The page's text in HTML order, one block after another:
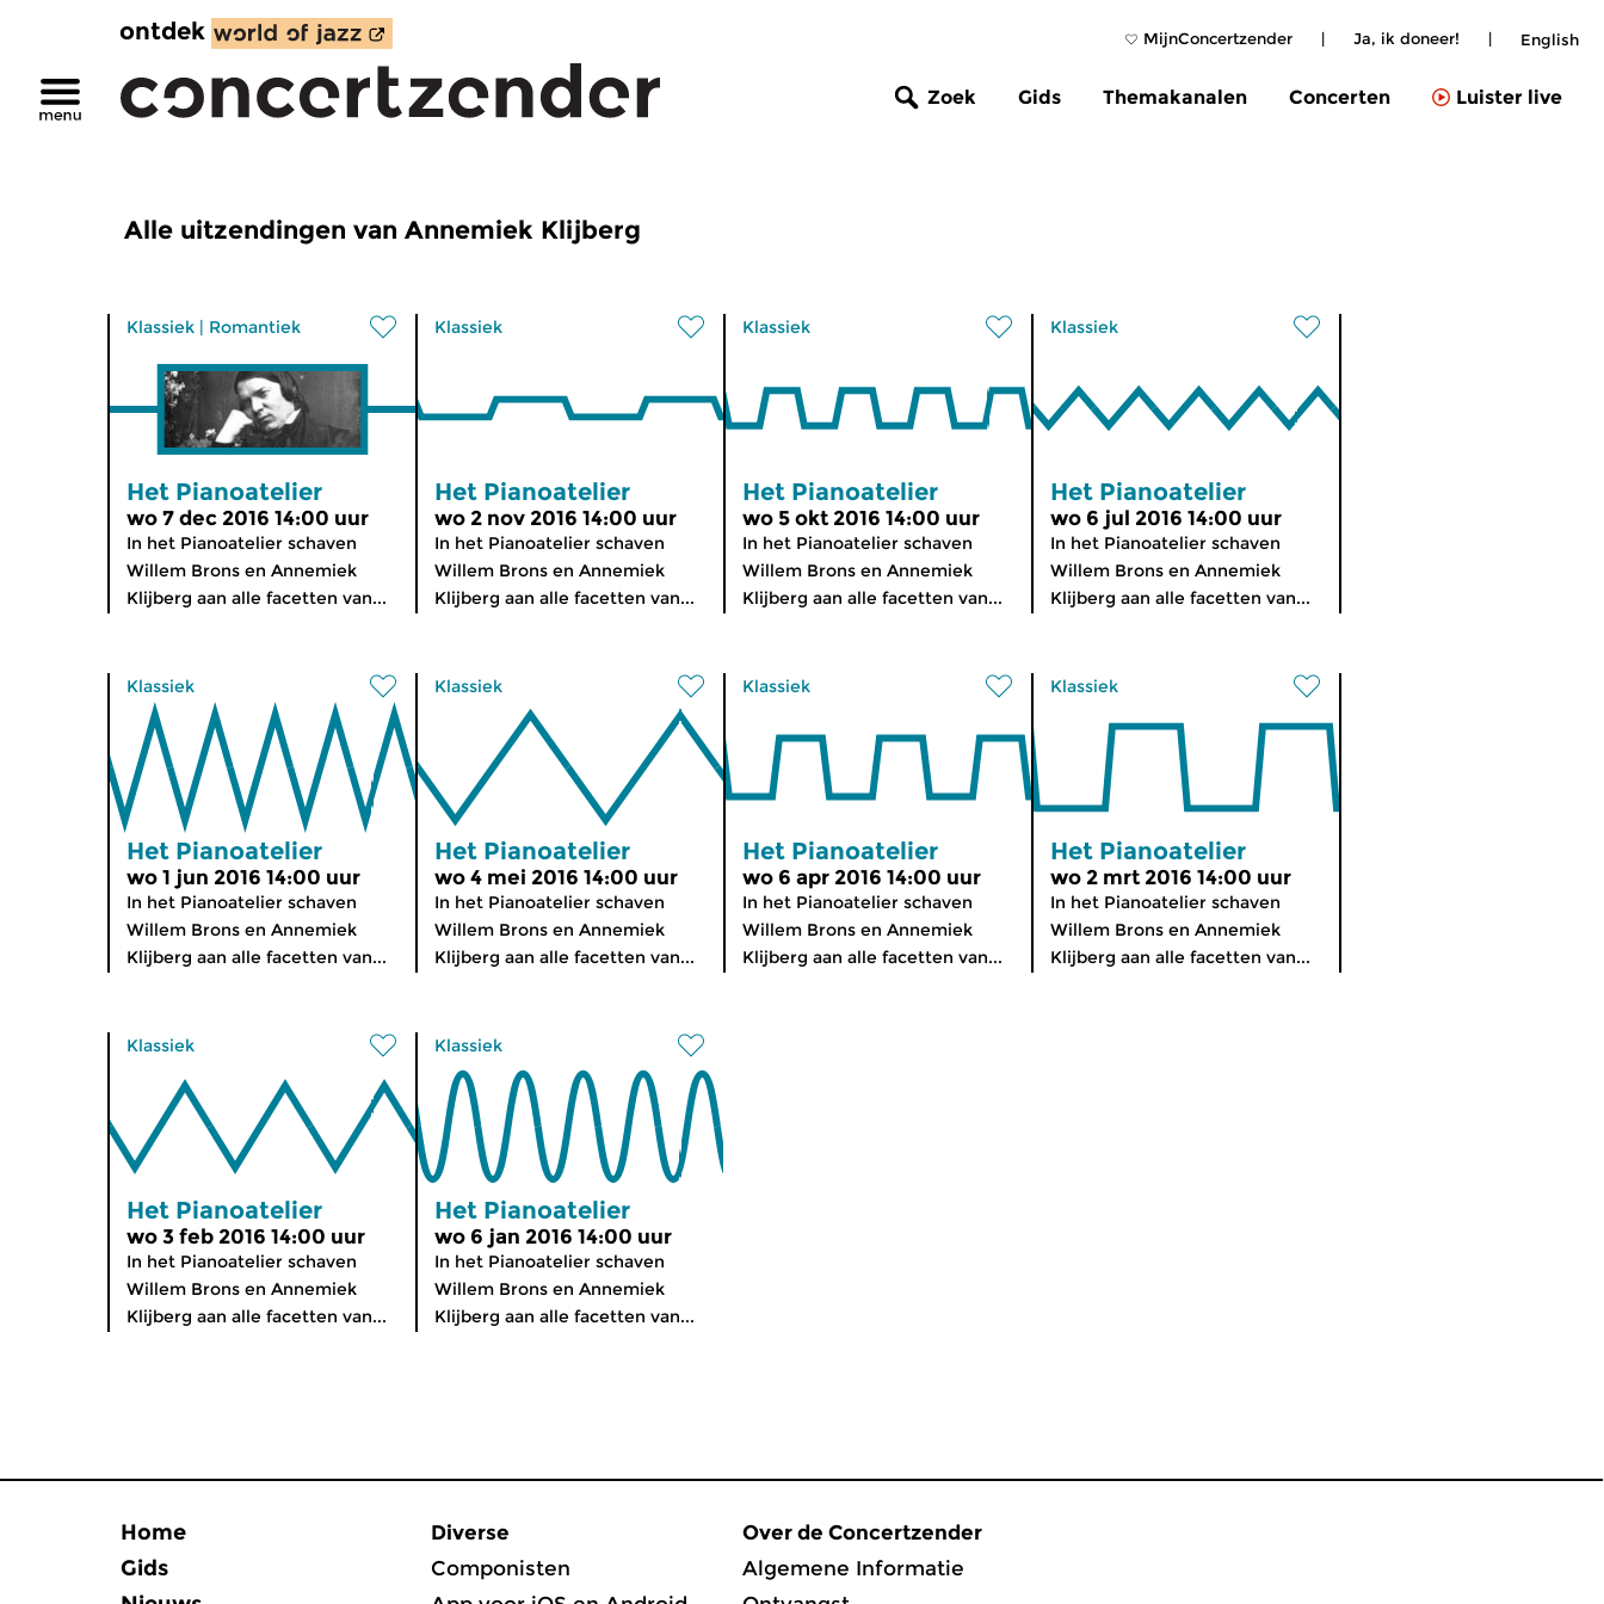
MijnConcertzender | Ja, ik doneer! | English
ontdek
Zoek Gids Themakanalen Concerten Luister live
Alle uitzendingen van Annemiek Klijberg
Klassiek | Romantiek
Het Pianoatelier
wo 7 dec 2016 14:00 uur
In het Pianoatelier schaven
Willem Brons en Annemiek
Klijberg aan alle facetten van...
Klassiek
Het Pianoatelier
wo 2 nov 2016 14:00 uur
In het Pianoatelier schaven
Willem Brons en Annemiek
Klijberg aan alle facetten van...
Klassiek
Het Pianoatelier
wo 5 okt 2016 14:00 uur
In het Pianoatelier schaven
Willem Brons en Annemiek
Klijberg aan alle facetten van...
Klassiek
Het Pianoatelier
wo 6 jul 2016 14:00 uur
In het Pianoatelier schaven
Willem Brons en Annemiek
Klijberg aan alle facetten van...
Klassiek
Het Pianoatelier
wo 1 jun 2016 14:00 uur
In het Pianoatelier schaven
Willem Brons en Annemiek
Klijberg aan alle facetten van...
Klassiek
Het Pianoatelier
wo 4 mei 2016 14:00 uur
In het Pianoatelier schaven
Willem Brons en Annemiek
Klijberg aan alle facetten van...
Klassiek
Het Pianoatelier
wo 6 apr 2016 14:00 uur
In het Pianoatelier schaven
Willem Brons en Annemiek
Klijberg aan alle facetten van...
Klassiek
Het Pianoatelier
wo 2 mrt 2016 14:00 uur
In het Pianoatelier schaven
Willem Brons en Annemiek
Klijberg aan alle facetten van...
Klassiek
Het Pianoatelier
wo 3 feb 2016 14:00 uur
In het Pianoatelier schaven
Willem Brons en Annemiek
Klijberg aan alle facetten van...
Klassiek
Het Pianoatelier
wo 6 jan 2016 14:00 uur
In het Pianoatelier schaven
Willem Brons en Annemiek
Klijberg aan alle facetten van...
Home
Gids
Diverse
Componisten
Over de Concertzender
Algemene Informatie